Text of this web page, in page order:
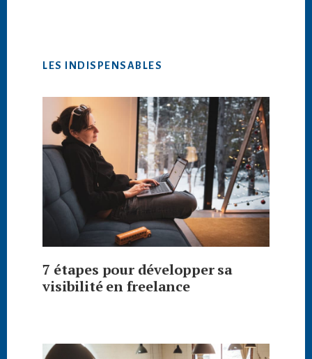
LES INDISPENSABLES
7 étapes pour développer sa
visibilité en freelance